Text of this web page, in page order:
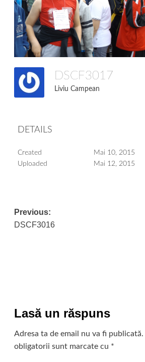
DSCF3017
Liviu Campean
DETAILS
Created
Mai 10, 2015
Uploaded
Mai 12, 2015
Post
navigation
Previous:
DSCF3016
Lasă un răspuns
Adresa ta de email nu va fi publicată.
obligatorii sunt marcate cu *